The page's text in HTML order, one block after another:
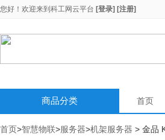
您好！欢迎来到 科工网云平台 [登录] [注册]
商品分类 首页
首页>智慧物联>服务器>机架服务器 > 金品